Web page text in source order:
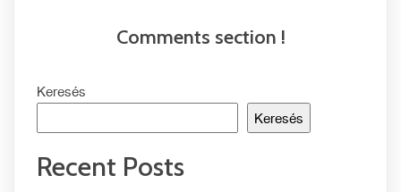
Comments section !
Keresés
Keresés
Recent Posts